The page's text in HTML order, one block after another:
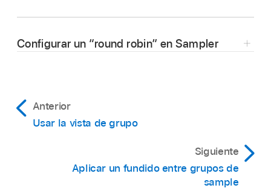
Configurar un “round robin” en Sampler
Anterior
Usar la vista de grupo
Siguiente
Aplicar un fundido entre grupos de
sample